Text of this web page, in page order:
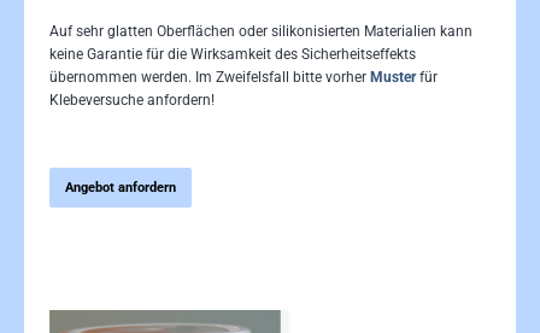
Auf sehr glatten Oberflächen oder silikonisierten Materialien kann
keine Garantie für die Wirksamkeit des Sicherheitseffekts
übernommen werden. Im Zweifelsfall bitte vorher Musterfür
Klebeversuche anfordern!
Angebot anfordern
Bildergalerie überspringen